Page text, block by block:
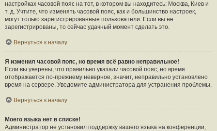
настройках часовой пояс на тот, в котором вы находитесь: Москва, Киев и
т. д. Учтите, что изменять часовой пояс, как и большинство настроек,
могут только зарегистрированные пользователи. Если вы не
зарегистрированы, то сейчас удачный момент сделать это.
Вернуться к началу
Я изменил часовой пояс, но время всё равно неправильное!
Если вы уверены, что правильно указали часовой пояс, но время
отображается по-прежнему неверное, значит, неправильно установлено
время на сервере. Уведомите администратора для устранения проблемы.
Вернуться к началу
Моего языка нет в списке!
Администратор не установил поддержку вашего языка на конференции,